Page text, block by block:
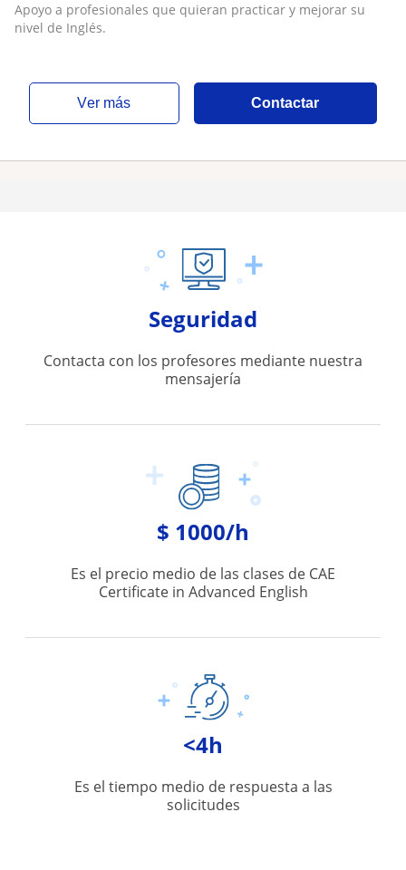
Apoyo a profesionales que quieran practicar y mejorar su
nivel de Inglés.
ver más Contactar
Seguridad
Contacta con los profesores mediante nuestra
mensajería
$ 1000/h
Es el precio medio de las clases de CAE
Certificate in Advanced English
<4h
Es el tiempo medio de respuesta a las
solicitudes